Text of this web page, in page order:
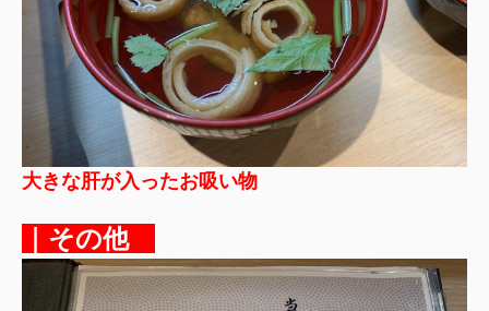
大きな肝が入ったお吸い物
｜その他